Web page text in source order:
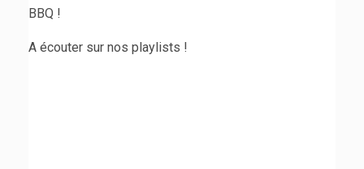
BBQ !
A écouter sur nos playlists !